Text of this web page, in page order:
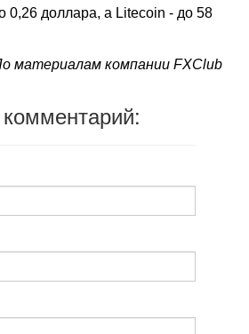
0,26 доллара, а Litecoin - до 58
материалам компании FXClub